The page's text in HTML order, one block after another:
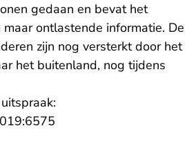
gedaan en bevat het
ontlastende informatie. De
zijn nog versterkt door het
het buitenland, nog tijdens